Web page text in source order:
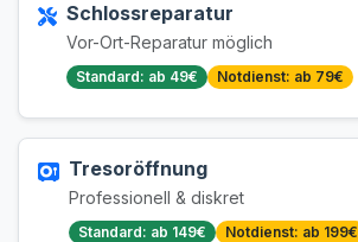
Schlossreparatur
Vor-Ort-Reparatur möglich
Standard: ab 49€ Notdienst: ab 79€
Tresoröffnung
Professionell & diskret
Standard: ab 149€ Notdienst: ab 199€